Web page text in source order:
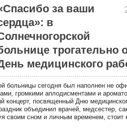
за ваши
в
трогательно
медицинского
больницы сегодня был наполнен не
громкими аплодисментами и
концерт, посвященный Дню
объединил врачей, медсестер,
своим сном и личным временем, стоит